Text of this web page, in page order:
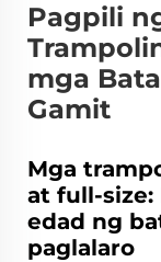
Pagpili
mga
Gamit
Mga
at full-
edad ng
paglalaro